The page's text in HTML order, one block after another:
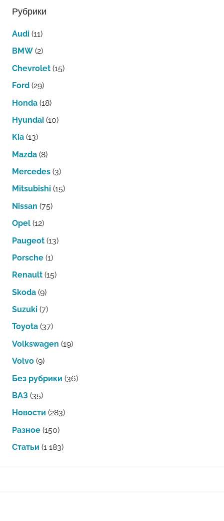
Рубрики
Audi (11)
BMW (2)
Chevrolet (15)
Ford (29)
Honda (18)
Hyundai (10)
Kia (13)
Mazda (8)
Mercedes (3)
Mitsubishi (15)
Nissan (75)
Opel (12)
Paugeot (13)
Porsche (1)
Renault (15)
Skoda (9)
Suzuki (7)
Toyota (37)
Volkswagen (19)
Volvo (9)
Без рубрики (36)
ВАЗ (35)
Новости (283)
Разное (150)
Статьи (1 183)